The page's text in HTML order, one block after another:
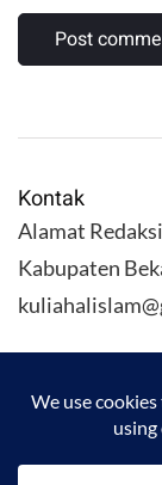
Kontak
Alamat
Kabupaten